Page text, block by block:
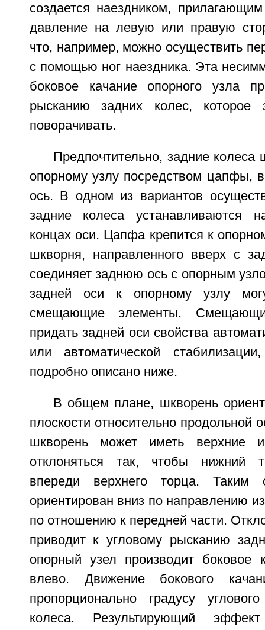
создается наездником,
давление на левую или правую
что, например, можно осуществить
с помощью ног наездника. Эта
боковое качание опорного узла
рысканию задних колес, которое
поворачивать.
Предпочтительно, задние колеса
опорному узлу посредством цапфы,
ось. В одном из вариантов
задние колеса устанавливаются
концах оси. Цапфа крепится к
шкворня, направленного вверх с
соединяет заднюю ось с опорным
задней оси к опорному узлу
смещающие элементы.
придать задней оси свойства
или автоматической
подробно описано ниже.
В общем плане, шкворень
плоскости относительно продольной
шкворень может иметь верхние
отклоняться так, чтобы нижний
впереди верхнего торца. Таким
ориентирован вниз по направлению
по отношению к передней части.
приводит к угловому рысканию
опорный узел производит боковое
влево. Движение бокового
пропорционально градусу
колеса. Результирующий